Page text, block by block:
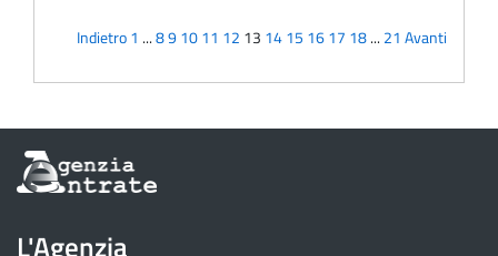
Indietro1 ...891011 12 13 1415 1617 18... 21 Avanti
Informazioni
sul
dell'Agenzia
L'Agenzia